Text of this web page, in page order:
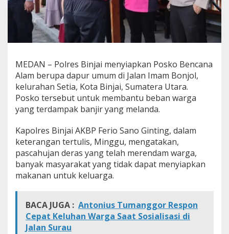
T
e
d
a
p
a
k
B
a
n
r
,
P
o
l
r
B
i
MEDAN – Polres Binjai menyiapkan Posko Bencana
Alam berupa dapur umum di Jalan Imam Bonjol,
kelurahan Setia, Kota Binjai, Sumatera Utara.
Posko tersebut untuk membantu beban warga
yang terdampak banjir yang melanda.
Kapolres Binjai AKBP Ferio Sano Ginting, dalam
keterangan tertulis, Minggu, mengatakan,
pascahujan deras yang telah merendam warga,
banyak masyarakat yang tidak dapat menyiapkan
makanan untuk keluarga.
BACA JUGA : Antonius Tumanggor Respon
Cepat Keluhan Warga Saat Sosialisasi di
Jalan Surau